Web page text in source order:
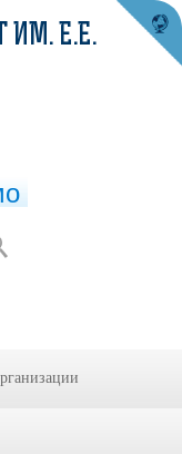
Пушкарёва Екатерина
Е.Е.